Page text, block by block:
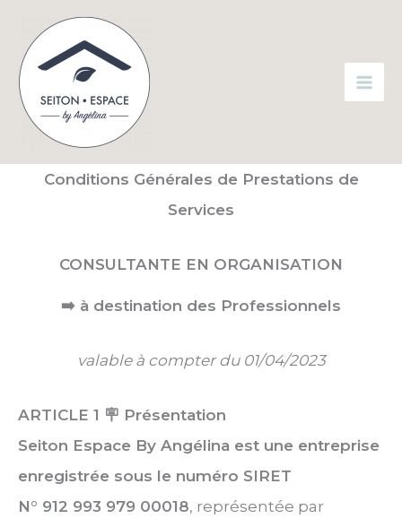
contenu
Conditions Générales de Prestations de
Services
CONSULTANTE EN ORGANISATION
➡️ à destination des Professionnels
valable à compter du 01/04/2023
ARTICLE 1 🪧 Présentation
Seiton Espace By Angélina est une entreprise
enregistrée sous le numéro SIRET
N° 912 993 979 00018, représentée par